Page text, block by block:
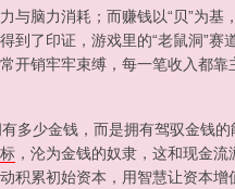
与脑力消耗；而赚钱以“贝”为
到了印证，游戏里的“老鼠洞”
开销牢牢束缚，每一笔收入都
有多少金钱，而是拥有驾驭金钱
，沦为金钱的奴隶，这和现金
积累初始资本，用智慧让资本